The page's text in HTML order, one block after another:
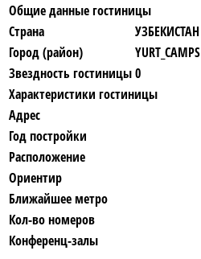
Общие данные гостиницы
Страна
УЗБЕКИСТАН
Город (район)
YURT_CAMPS
Звездность гостиницы0
Характеристики гостиницы
Адрес
Год постройки
Расположение
Ориентир
Ближайшее метро
Кол-во номеров
Конференц-залы